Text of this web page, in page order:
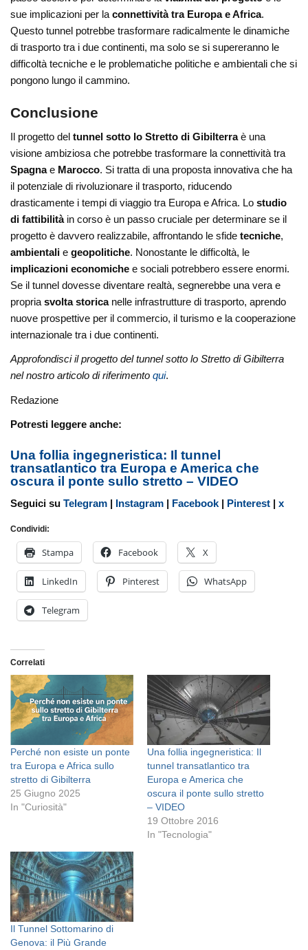
sue implicazioni per laconnettività tra Europa e Africa.
Questo tunnel potrebbe trasformare radicalmente le dinamiche
di trasporto tra i due continenti, ma solo se si supereranno le
difficoltà tecniche e le problematiche politiche e ambientali che si
pongono lungo il cammino.
Conclusione
Il progetto deltunnel sotto lo Stretto di Gibilterraè una
visione ambiziosa che potrebbe trasformare la connettività tra
Spagnae Marocco. Si tratta di una proposta innovativa che ha
il potenziale di rivoluzionare il trasporto, riducendo
drasticamente i tempi di viaggio tra Europa e Africa. Lostudio
di fattibilitàin corso è un passo cruciale per determinare se il
progetto è davvero realizzabile, affrontando le sfidetecniche,
ambientali egeopolitiche. Nonostante le difficoltà, le
implicazioni economiche e sociali potrebbero essere enormi.
Se il tunnel dovesse diventare realtà, segnerebbe una vera e
propriasvolta storicanelle infrastrutture di trasporto, aprendo
nuove prospettive per il commercio, il turismo e la cooperazione
internazionale tra i due continenti.
Approfondisci il progetto del tunnel sotto lo Stretto di Gibilterra
nel nostro articolo di riferimentoqui.
Redazione
Potresti leggere anche:
Una follia ingegneristica: Il tunnel
transatlantico tra Europa e America che
oscura il ponte sullo stretto – VIDEO
Seguici suTelegram | Instagram | Facebook | Pinterest |x
Condividi:
Stampa Facebook X
LinkedIn Pinterest WhatsApp
Telegram
Correlati
Perché non esiste un ponte
tra Europa e Africa sullo
stretto di Gibilterra
25 Giugno 2025
In "Curiosità"
Una follia ingegneristica: Il
tunnel transatlantico tra
Europa e America che
oscura il ponte sullo stretto
– VIDEO
19 Ottobre 2016
In "Tecnologia"
Il Tunnel Sottomarino di
Genova: il Più Grande